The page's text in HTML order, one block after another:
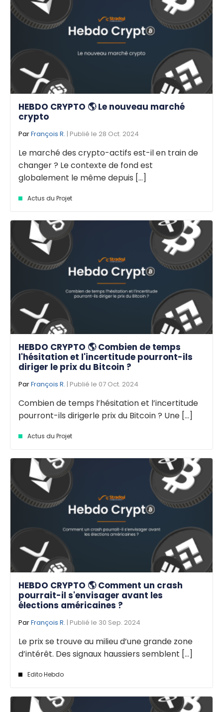
HEBDO CRYPTO 🌎 Le nouveau marché
crypto
ParFrançois R. | Publié le 28 Oct. 2024
Le marché des crypto-actifs est-il en train de
changer ? Le contexte de fond est
globalement le même depuis [...]
Actus du Projet
HEBDO CRYPTO 🌎 Combien de temps
l'hésitation et l'incertitude pourront-ils
diriger le prix du Bitcoin ?
ParFrançois R. | Publié le 07 Oct. 2024
Combien de temps l’hésitation et l’incertitude
pourront-ils dirigerle prix du Bitcoin ? Une [...]
Actus du Projet
HEBDO CRYPTO 🌎 Comment un crash
pourrait-il s'envisager avant les
élections américaines ?
ParFrançois R. | Publié le 30 Sep. 2024
Le prix se trouve au milieu d’une grande zone
d’intérêt. Des signaux haussiers semblent [...]
Edito Hebdo